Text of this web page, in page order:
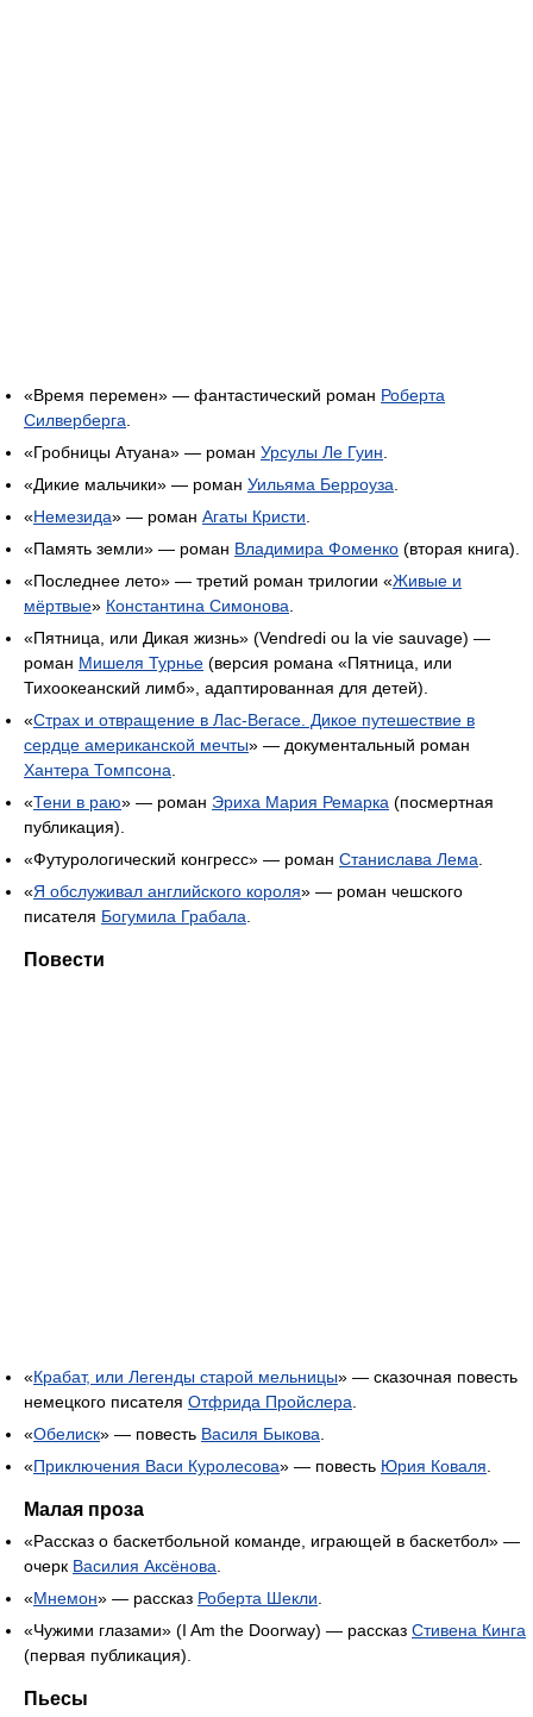
«Время перемен» — фантастический роман Роберта
Силверберга
«Гробницы Атуана» — роман Урсулы Ле Гуин
«Дикие мальчики» — роман Уильяма Берроуза
«Немезида» — роман Агаты Кристи
«Память земли» — роман Владимира Фоменко (вторая книга).
«Последнее лето» — третий роман трилогии «Живые и
мёртвые» Константина Симонова
«Пятница, или Дикая жизнь» (Vendredi ou la vie sauvage) —
роман Мишеля Турнье (версия романа «Пятница, или
Тихоокеанский лимб», адаптированная для детей).
«Страх и отвращение в Лас-Вегасе. Дикое путешествие в
сердце американской мечты» — документальный роман
Хантера Томпсона
«Тени в раю» — роман Эриха Мария Ремарка (посмертная
публикация).
«Футурологический конгресс» — роман Станислава Лема
«Я обслуживал английского короля» — роман чешского
писателя Богумила Грабала
Повести
«Крабат, или Легенды старой мельницы» — сказочная повесть
немецкого писателя Отфрида Пройслера
«Обелиск» — повесть Василя Быкова
«Приключения Васи Куролесова» — повесть Юрия Коваля
Малая проза
«Рассказ о баскетбольной команде, играющей в баскетбол» —
очерк Василия Аксёнова
«Мнемон» — рассказ Роберта Шекли
«Чужими глазами» (I Am the Doorway) — рассказ Стивена Кинга
(первая публикация).
Пьесы